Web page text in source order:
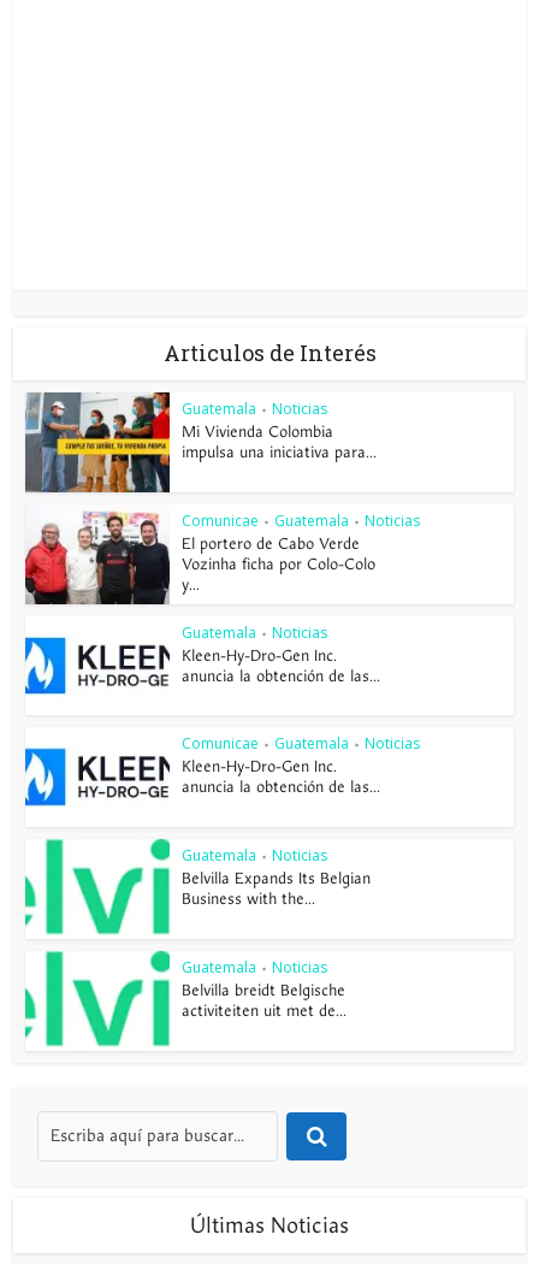
Articulos de Interés
Guatemala • Noticias
Mi Vivienda Colombia
impulsa una iniciativa para...
Comunicae • Guatemala • Noticias
El portero de Cabo Verde
Vozinha ficha por Colo-Colo
y...
Guatemala • Noticias
Kleen-Hy-Dro-Gen Inc.
anuncia la obtención de las...
Comunicae • Guatemala • Noticias
Kleen-Hy-Dro-Gen Inc.
anuncia la obtención de las...
Guatemala • Noticias
Belvilla Expands Its Belgian
Business with the...
Guatemala • Noticias
Belvilla breidt Belgische
activiteiten uit met de...
Últimas Noticias